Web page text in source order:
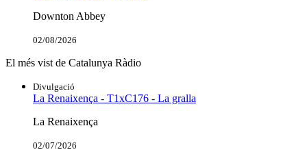
Downton Abbey
02/08/2026
El més vist de Catalunya Ràdio
Divulgació
La Renaixença - T1xC176 - La gralla
La Renaixença
02/07/2026